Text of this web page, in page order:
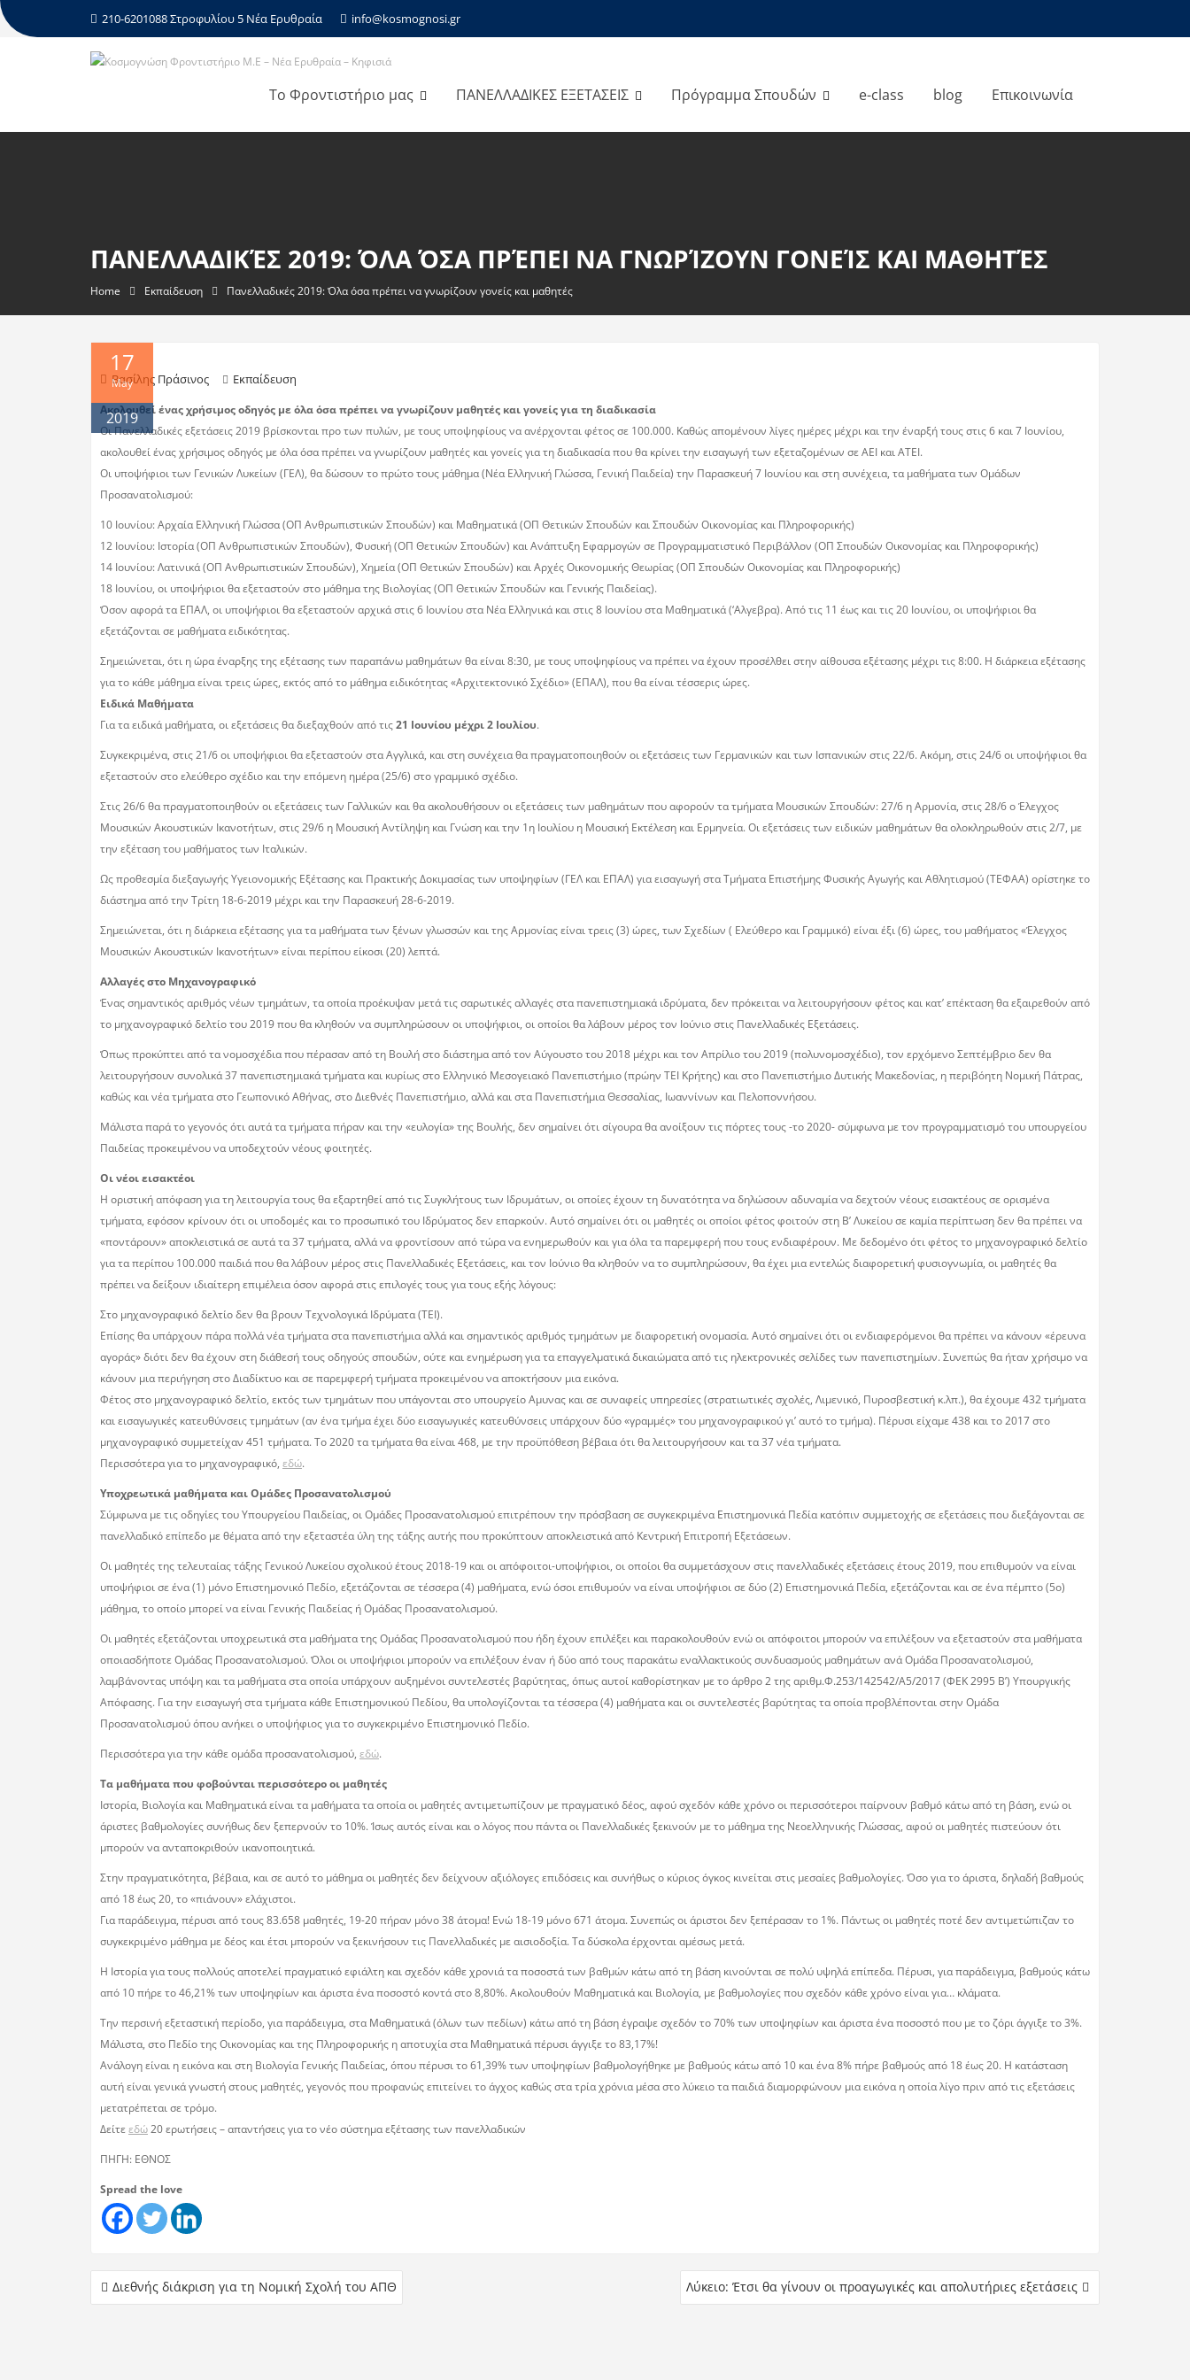
210-6201088 Στροφυλίου 5 Νέα Ερυθραία info@kosmognosi.gr
Το Φροντιστήριο μας ΠΑΝΕΛΛΑΔΙΚΕΣ ΕΞΕΤΑΣΕΙΣ Πρόγραμμα Σπουδών e-class blog Επικοινωνία
ΠΑΝΕΛΛΑΔΙΚΈΣ 2019: ΌΛΑ ΌΣΑ ΠΡΈΠΕΙ ΝΑ ΓΝΩΡΊΖΟΥΝ ΓΟΝΕΊΣ ΚΑΙ ΜΑΘΗΤΈΣ
Home Εκπαίδευση Πανελλαδικές 2019: Όλα όσα πρέπει να γνωρίζουν γονείς και μαθητές
17
May
2019
Βασίλης Πράσινος Εκπαίδευση
Ακολουθεί ένας χρήσιμος οδηγός με όλα όσα πρέπει να γνωρίζουν μαθητές και γονείς για τη διαδικασία
Οι Πανελλαδικές εξετάσεις 2019 βρίσκονται προ των πυλών, με τους υποψηφίους να ανέρχονται φέτος σε 100.000. Καθώς απομένουν λίγες ημέρες μέχρι και την έναρξή τους στις 6 και 7 Ιουνίου,
ακολουθεί ένας χρήσιμος οδηγός με όλα όσα πρέπει να γνωρίζουν μαθητές και γονείς για τη διαδικασία που θα κρίνει την εισαγωγή των εξεταζομένων σε ΑΕΙ και ΑΤΕΙ.
Οι υποψήφιοι των Γενικών Λυκείων (ΓΕΛ), θα δώσουν το πρώτο τους μάθημα (Νέα Ελληνική Γλώσσα, Γενική Παιδεία) την Παρασκευή 7 Ιουνίου και στη συνέχεια, τα μαθήματα των Ομάδων
Προσανατολισμού:
10 Ιουνίου: Αρχαία Ελληνική Γλώσσα (ΟΠ Ανθρωπιστικών Σπουδών) και Μαθηματικά (ΟΠ Θετικών Σπουδών και Σπουδών Οικονομίας και Πληροφορικής)
12 Ιουνίου: Ιστορία (ΟΠ Ανθρωπιστικών Σπουδών), Φυσική (ΟΠ Θετικών Σπουδών) και Ανάπτυξη Εφαρμογών σε Προγραμματιστικό Περιβάλλον (ΟΠ Σπουδών Οικονομίας και Πληροφορικής)
14 Ιουνίου: Λατινικά (ΟΠ Ανθρωπιστικών Σπουδών), Χημεία (ΟΠ Θετικών Σπουδών) και Αρχές Οικονομικής Θεωρίας (ΟΠ Σπουδών Οικονομίας και Πληροφορικής)
18 Ιουνίου, οι υποψήφιοι θα εξεταστούν στο μάθημα της Βιολογίας (ΟΠ Θετικών Σπουδών και Γενικής Παιδείας).
Όσον αφορά τα ΕΠΑΛ, οι υποψήφιοι θα εξεταστούν αρχικά στις 6 Ιουνίου στα Νέα Ελληνικά και στις 8 Ιουνίου στα Μαθηματικά (‘Αλγεβρα). Από τις 11 έως και τις 20 Ιουνίου, οι υποψήφιοι θα
εξετάζονται σε μαθήματα ειδικότητας.
Σημειώνεται, ότι η ώρα έναρξης της εξέτασης των παραπάνω μαθημάτων θα είναι 8:30, με τους υποψηφίους να πρέπει να έχουν προσέλθει στην αίθουσα εξέτασης μέχρι τις 8:00. Η διάρκεια εξέτασης
για το κάθε μάθημα είναι τρεις ώρες, εκτός από το μάθημα ειδικότητας «Αρχιτεκτονικό Σχέδιο» (ΕΠΑΛ), που θα είναι τέσσερις ώρες.
Ειδικά Μαθήματα
Για τα ειδικά μαθήματα, οι εξετάσεις θα διεξαχθούν από τις21 Ιουνίου μέχρι 2 Ιουλίου.
Συγκεκριμένα, στις 21/6 οι υποψήφιοι θα εξεταστούν στα Αγγλικά, και στη συνέχεια θα πραγματοποιηθούν οι εξετάσεις των Γερμανικών και των Ισπανικών στις 22/6. Ακόμη, στις 24/6 οι υποψήφιοι θα
εξεταστούν στο ελεύθερο σχέδιο και την επόμενη ημέρα (25/6) στο γραμμικό σχέδιο.
Στις 26/6 θα πραγματοποιηθούν οι εξετάσεις των Γαλλικών και θα ακολουθήσουν οι εξετάσεις των μαθημάτων που αφορούν τα τμήματα Μουσικών Σπουδών: 27/6 η Αρμονία, στις 28/6 ο Έλεγχος
Μουσικών Ακουστικών Ικανοτήτων, στις 29/6 η Μουσική Αντίληψη και Γνώση και την 1η Ιουλίου η Μουσική Εκτέλεση και Ερμηνεία. Οι εξετάσεις των ειδικών μαθημάτων θα ολοκληρωθούν στις 2/7, με
την εξέταση του μαθήματος των Ιταλικών.
Ως προθεσμία διεξαγωγής Υγειονομικής Εξέτασης και Πρακτικής Δοκιμασίας των υποψηφίων (ΓΕΛ και ΕΠΑΛ) για εισαγωγή στα Τμήματα Επιστήμης Φυσικής Αγωγής και Αθλητισμού (ΤΕΦΑΑ) ορίστηκε το
διάστημα από την Τρίτη 18-6-2019 μέχρι και την Παρασκευή 28-6-2019.
Σημειώνεται, ότι η διάρκεια εξέτασης για τα μαθήματα των ξένων γλωσσών και της Αρμονίας είναι τρεις (3) ώρες, των Σχεδίων ( Ελεύθερο και Γραμμικό) είναι έξι (6) ώρες, του μαθήματος «Έλεγχος
Μουσικών Ακουστικών Ικανοτήτων» είναι περίπου είκοσι (20) λεπτά.
Αλλαγές στο Μηχανογραφικό
Ένας σηµαντικός αριθµός νέων τµηµάτων, τα οποία προέκυψαν µετά τις σαρωτικές αλλαγές στα πανεπιστηµιακά ιδρύµατα, δεν πρόκειται να λειτουργήσουν φέτος και κατ’ επέκταση θα εξαιρεθούν από
το µηχανογραφικό δελτίο του 2019 που θα κληθούν να συµπληρώσουν οι υποψήφιοι, οι οποίοι θα λάβουν µέρος τον Ιούνιο στις Πανελλαδικές Εξετάσεις.
Όπως προκύπτει από τα νοµοσχέδια που πέρασαν από τη Βουλή στο διάστηµα από τον Αύγουστο του 2018 µέχρι και τον Απρίλιο του 2019 (πολυνοµοσχέδιο), τον ερχόµενο Σεπτέµβριο δεν θα
λειτουργήσουν συνολικά 37 πανεπιστηµιακά τµήµατα και κυρίως στο Ελληνικό Μεσογειακό Πανεπιστήµιο (πρώην ΤΕΙ Κρήτης) και στο Πανεπιστήµιο ∆υτικής Μακεδονίας, η περιβόητη Νοµική Πάτρας,
καθώς και νέα τµήµατα στο Γεωπονικό Αθήνας, στο ∆ιεθνές Πανεπιστήµιο, αλλά και στα Πανεπιστήµια Θεσσαλίας, Ιωαννίνων και Πελοποννήσου.
Μάλιστα παρά το γεγονός ότι αυτά τα τµήµατα πήραν και την «ευλογία» της Βουλής, δεν σηµαίνει ότι σίγουρα θα ανοίξουν τις πόρτες τους -το 2020- σύµφωνα µε τον προγραµµατισµό του υπουργείου
Παιδείας προκειµένου να υποδεχτούν νέους φοιτητές.
Οι νέοι εισακτέοι
Η οριστική απόφαση για τη λειτουργία τους θα εξαρτηθεί από τις Συγκλήτους των Ιδρυµάτων, οι οποίες έχουν τη δυνατότητα να δηλώσουν αδυναµία να δεχτούν νέους εισακτέους σε ορισµένα
τµήµατα, εφόσον κρίνουν ότι οι υποδοµές και το προσωπικό του Ιδρύµατος δεν επαρκούν. Αυτό σηµαίνει ότι οι µαθητές οι οποίοι φέτος φοιτούν στη Β’ Λυκείου σε καµία περίπτωση δεν θα πρέπει να
«ποντάρουν» αποκλειστικά σε αυτά τα 37 τµήµατα, αλλά να φροντίσουν από τώρα να ενηµερωθούν και για όλα τα παρεµφερή που τους ενδιαφέρουν. Με δεδοµένο ότι φέτος το µηχανογραφικό δελτίο
για τα περίπου 100.000 παιδιά που θα λάβουν µέρος στις Πανελλαδικές Εξετάσεις, και τον Ιούνιο θα κληθούν να το συµπληρώσουν, θα έχει µια εντελώς διαφορετική φυσιογνωµία, οι µαθητές θα
πρέπει να δείξουν ιδιαίτερη επιµέλεια όσον αφορά στις επιλογές τους για τους εξής λόγους:
Στο µηχανογραφικό δελτίο δεν θα βρουν Τεχνολογικά Ιδρύµατα (ΤΕΙ).
Επίσης θα υπάρχουν πάρα πολλά νέα τµήµατα στα πανεπιστήµια αλλά και σηµαντικός αριθµός τµηµάτων µε διαφορετική ονοµασία. Αυτό σηµαίνει ότι οι ενδιαφερόµενοι θα πρέπει να κάνουν «έρευνα
αγοράς» διότι δεν θα έχουν στη διάθεσή τους οδηγούς σπουδών, ούτε και ενηµέρωση για τα επαγγελµατικά δικαιώµατα από τις ηλεκτρονικές σελίδες των πανεπιστηµίων. Συνεπώς θα ήταν χρήσιµο να
κάνουν µια περιήγηση στο ∆ιαδίκτυο και σε παρεµφερή τµήµατα προκειµένου να αποκτήσουν µια εικόνα.
Φέτος στο µηχανογραφικό δελτίο, εκτός των τµηµάτων που υπάγονται στο υπουργείο Αµυνας και σε συναφείς υπηρεσίες (στρατιωτικές σχολές, Λιµενικό, Πυροσβεστική κ.λπ.), θα έχουµε 432 τµήµατα
και εισαγωγικές κατευθύνσεις τµηµάτων (αν ένα τµήµα έχει δύο εισαγωγικές κατευθύνσεις υπάρχουν δύο «γραµµές» του µηχανογραφικού γι’ αυτό το τµήµα). Πέρυσι είχαµε 438 και το 2017 στο
µηχανογραφικό συµµετείχαν 451 τµήµατα. Το 2020 τα τµήµατα θα είναι 468, µε την προϋπόθεση βέβαια ότι θα λειτουργήσουν και τα 37 νέα τµήµατα.
Περισσότερα για το μηχανογραφικό, εδώ.
Υποχρεωτικά μαθήματα και Ομάδες Προσανατολισμού
Σύμφωνα με τις οδηγίες του Υπουργείου Παιδείας, οι Ομάδες Προσανατολισμού επιτρέπουν την πρόσβαση σε συγκεκριμένα Επιστημονικά Πεδία κατόπιν συμμετοχής σε εξετάσεις που διεξάγονται σε
πανελλαδικό επίπεδο με θέματα από την εξεταστέα ύλη της τάξης αυτής που προκύπτουν αποκλειστικά από Κεντρική Επιτροπή Εξετάσεων.
Οι μαθητές της τελευταίας τάξης Γενικού Λυκείου σχολικού έτους 2018-19 και οι απόφοιτοι-υποψήφιοι, οι οποίοι θα συμμετάσχουν στις πανελλαδικές εξετάσεις έτους 2019, που επιθυμούν να είναι
υποψήφιοι σε ένα (1) μόνο Επιστημονικό Πεδίο, εξετάζονται σε τέσσερα (4) μαθήματα, ενώ όσοι επιθυμούν να είναι υποψήφιοι σε δύο (2) Επιστημονικά Πεδία, εξετάζονται και σε ένα πέμπτο (5ο)
μάθημα, το οποίο μπορεί να είναι Γενικής Παιδείας ή Ομάδας Προσανατολισμού.
Οι μαθητές εξετάζονται υποχρεωτικά στα μαθήματα της Ομάδας Προσανατολισμού που ήδη έχουν επιλέξει και παρακολουθούν ενώ οι απόφοιτοι μπορούν να επιλέξουν να εξεταστούν στα μαθήματα
οποιασδήποτε Ομάδας Προσανατολισμού. Όλοι οι υποψήφιοι μπορούν να επιλέξουν έναν ή δύο από τους παρακάτω εναλλακτικούς συνδυασμούς μαθημάτων ανά Ομάδα Προσανατολισμού,
λαμβάνοντας υπόψη και τα μαθήματα στα οποία υπάρχουν αυξημένοι συντελεστές βαρύτητας, όπως αυτοί καθορίστηκαν με το άρθρο 2 της αριθμ.Φ.253/142542/Α5/2017 (ΦΕΚ 2995 B’) Υπουργικής
Απόφασης. Για την εισαγωγή στα τμήματα κάθε Επιστημονικού Πεδίου, θα υπολογίζονται τα τέσσερα (4) μαθήματα και οι συντελεστές βαρύτητας τα οποία προβλέπονται στην Ομάδα
Προσανατολισμού όπου ανήκει ο υποψήφιος για το συγκεκριμένο Επιστημονικό Πεδίο.
Περισσότερα για την κάθε ομάδα προσανατολισμού, εδώ.
Τα μαθήματα που φοβούνται περισσότερο οι μαθητές
Ιστορία, Βιολογία και Μαθηµατικά είναι τα µαθήµατα τα οποία οι µαθητές αντιµετωπίζουν µε πραγµατικό δέος, αφού σχεδόν κάθε χρόνο οι περισσότεροι παίρνουν βαθµό κάτω από τη βάση, ενώ οι
άριστες βαθµολογίες συνήθως δεν ξεπερνούν το 10%. Ίσως αυτός είναι και ο λόγος που πάντα οι Πανελλαδικές ξεκινούν µε το µάθηµα της Νεοελληνικής Γλώσσας, αφού οι µαθητές πιστεύουν ότι
µπορούν να ανταποκριθούν ικανοποιητικά.
Στην πραγµατικότητα, βέβαια, και σε αυτό το µάθηµα οι µαθητές δεν δείχνουν αξιόλογες επιδόσεις και συνήθως ο κύριος όγκος κινείται στις µεσαίες βαθµολογίες. Όσο για το άριστα, δηλαδή βαθµούς
από 18 έως 20, το «πιάνουν» ελάχιστοι.
Για παράδειγµα, πέρυσι από τους 83.658 µαθητές, 19-20 πήραν µόνο 38 άτοµα! Ενώ 18-19 µόνο 671 άτοµα. Συνεπώς οι άριστοι δεν ξεπέρασαν το 1%. Πάντως οι µαθητές ποτέ δεν αντιµετώπιζαν το
συγκεκριµένο µάθηµα µε δέος και έτσι µπορούν να ξεκινήσουν τις Πανελλαδικές µε αισιοδοξία. Τα δύσκολα έρχονται αµέσως µετά.
Η Ιστορία για τους πολλούς αποτελεί πραγµατικό εφιάλτη και σχεδόν κάθε χρονιά τα ποσοστά των βαθµών κάτω από τη βάση κινούνται σε πολύ υψηλά επίπεδα. Πέρυσι, για παράδειγµα, βαθµούς κάτω
από 10 πήρε το 46,21% των υποψηφίων και άριστα ένα ποσοστό κοντά στο 8,80%. Ακολουθούν Μαθηµατικά και Βιολογία, µε βαθµολογίες που σχεδόν κάθε χρόνο είναι για… κλάµατα.
Την περσινή εξεταστική περίοδο, για παράδειγµα, στα Μαθηµατικά (όλων των πεδίων) κάτω από τη βάση έγραψε σχεδόν το 70% των υποψηφίων και άριστα ένα ποσοστό που µε το ζόρι άγγιξε το 3%.
Μάλιστα, στο Πεδίο της Οικονοµίας και της Πληροφορικής η αποτυχία στα Μαθηµατικά πέρυσι άγγιξε το 83,17%!
Ανάλογη είναι η εικόνα και στη Βιολογία Γενικής Παιδείας, όπου πέρυσι το 61,39% των υποψηφίων βαθµολογήθηκε µε βαθµούς κάτω από 10 και ένα 8% πήρε βαθµούς από 18 έως 20. Η κατάσταση
αυτή είναι γενικά γνωστή στους µαθητές, γεγονός που προφανώς επιτείνει το άγχος καθώς στα τρία χρόνια µέσα στο λύκειο τα παιδιά διαµορφώνουν µια εικόνα η οποία λίγο πριν από τις εξετάσεις
µετατρέπεται σε τρόµο.
Δείτεεδώ20 ερωτήσεις – απαντήσεις για το νέο σύστημα εξέτασης των πανελλαδικών
ΠΗΓΗ: ΕΘΝΟΣ
Spread the love
Διεθνής διάκριση για τη Νομική Σχολή του ΑΠΘ Λύκειο: Έτσι θα γίνουν οι προαγωγικές και απολυτήριες εξετάσεις